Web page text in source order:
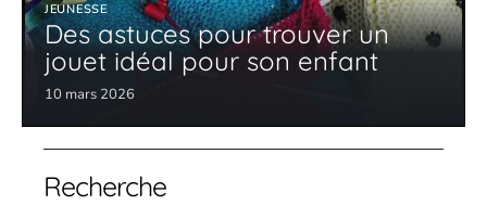
JEUNESSE
Des astuces pour trouver un
jouet idéal pour son enfant
10 mars 2026
Recherche